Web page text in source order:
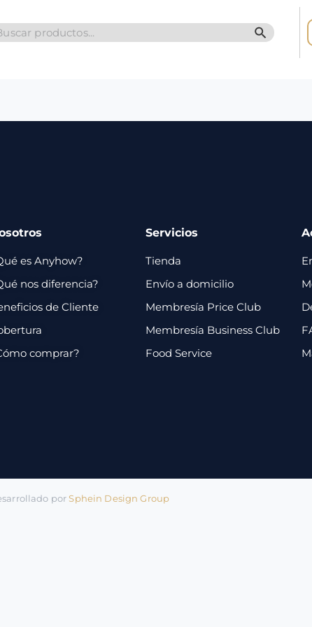
SEARCH
es Anyhow?
nos diferencia?
de Cliente
comprar?
Servicios
Tienda
Envío a domicilio
Membresía Price Club
Membresía Business Club
Food Service
porSphein Design Group